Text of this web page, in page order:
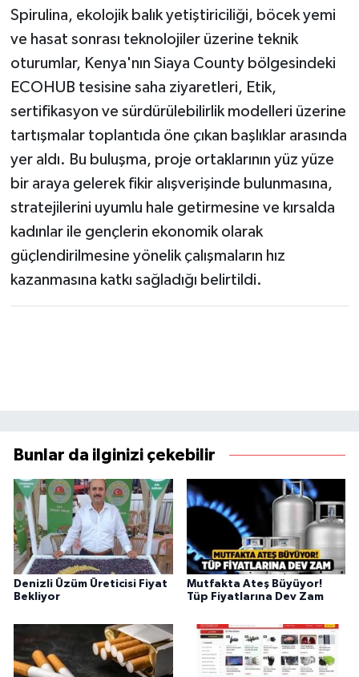
Spirulina, ekolojik balık yetiştiriciliği, böcek yemi
ve hasat sonrası teknolojiler üzerine teknik
oturumlar, Kenya'nın Siaya County bölgesindeki
ECOHUB tesisine saha ziyaretleri, Etik,
sertifikasyon ve sürdürülebilirlik modelleri üzerine
tartışmalar toplantıda öne çıkan başlıklar arasında
yer aldı. Bu buluşma, proje ortaklarının yüz yüze
bir araya gelerek fikir alışverişinde bulunmasına,
stratejilerini uyumlu hale getirmesine ve kırsalda
kadınlar ile gençlerin ekonomik olarak
güçlendirilmesine yönelik çalışmaların hız
kazanmasına katkı sağladığı belirtildi.
Bunlar da ilginizi çekebilir
Denizli Üzüm Üreticisi Fiyat
Bekliyor
Mutfakta Ateş Büyüyor!
Tüp Fiyatlarına Dev Zam